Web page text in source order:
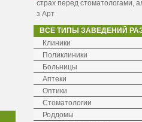
страх перед стоматологами,
з Арт
ВСЕ ТИПЫ ЗАВЕДЕНИЙ
Клиники
Поликлиники
Больницы
Аптеки
Оптики
Стоматологии
Роддомы